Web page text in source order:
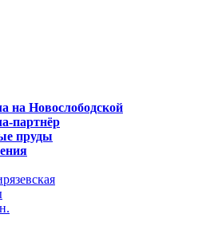
на Новослободской
партнёр
пруды